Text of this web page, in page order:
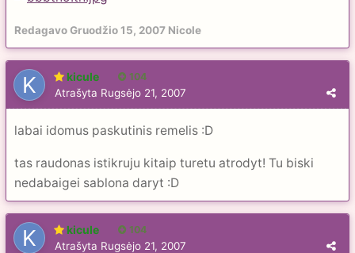
RedagavoGruodžio 15, 2007 Nicole
kicule 104
Atrašyta Rugsėjo 21, 2007
labai idomus paskutinis remelis :D
tas raudonas istikruju kitaip turetu atrodyt! Tu biski
nedabaigei sablona daryt :D
kicule 104
Atrašyta Rugsėjo 21, 2007